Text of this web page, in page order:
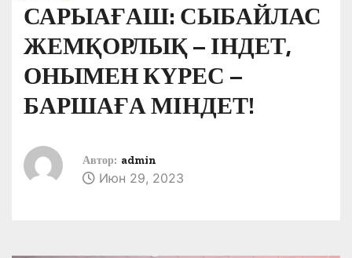
САРЫАҒАШ: СЫБАЙЛАС
ЖЕМҚОРЛЫҚ – ІНДЕТ,
ОНЫМЕН КҮРЕС –
БАРШАҒА МІНДЕТ!
Автор: admin
Июн 29, 2023